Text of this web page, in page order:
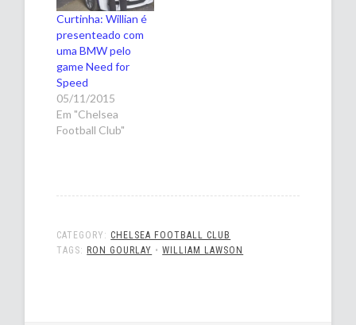
Curtinha: Willian é
presenteado com
uma BMW pelo
game Need for
Speed
05/11/2015
Em "Chelsea
Football Club"
CATEGORY: CHELSEA FOOTBALL CLUB
TAGS: RON GOURLAY •WILLIAM LAWSON